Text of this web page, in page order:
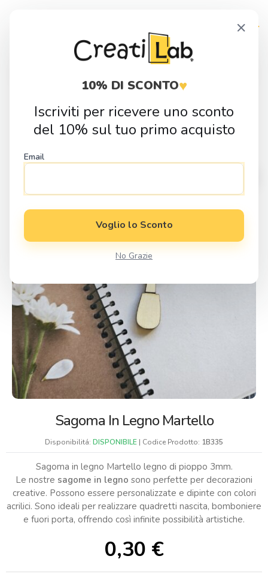
Home Fai da Te Sagome in Legno Attrezzi
Sagoma in legno
Martello
Sagoma In Legno Martello
Disponibilitá: DISPONIBILE | Codice Prodotto: 1B335
Sagoma in legno Martello legno di pioppo 3mm.
Le nostre sagome in legno sono perfette per decorazioni
creative. Possono essere personalizzate e dipinte con colori
acrilici. Sono ideali per realizzare quadretti nascita, bomboniere
e fuori porta, offrendo così infinite possibilità artistiche.
0,30 €
×
10% DI SCONTO♥
Iscriviti per ricevere uno sconto
del 10% sul tuo primo acquisto
Email
Voglio lo Sconto
No Grazie